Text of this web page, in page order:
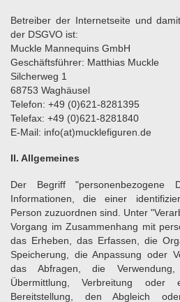
Betreiber der Internetseite und
der DSGVO ist:
Muckle Mannequins GmbH
Geschäftsführer: Matthias Muckle
Silcherweg 1
68753 Waghäusel
Telefon: +49 (0)621-8281395
Telefax: +49 (0)621-8281840
E-Mail: info(at)mucklefiguren.de
II. Allgemeines
Der Begriff "personenbezogene
Informationen, die einer
Person zuzuordnen sind. Unter
Vorgang im Zusammenhang mit
das Erheben, das Erfassen, die
Speicherung, die Anpassung oder
das Abfragen, die
Übermittlung, Verbreitung
Bereitstellung, den Abgleich